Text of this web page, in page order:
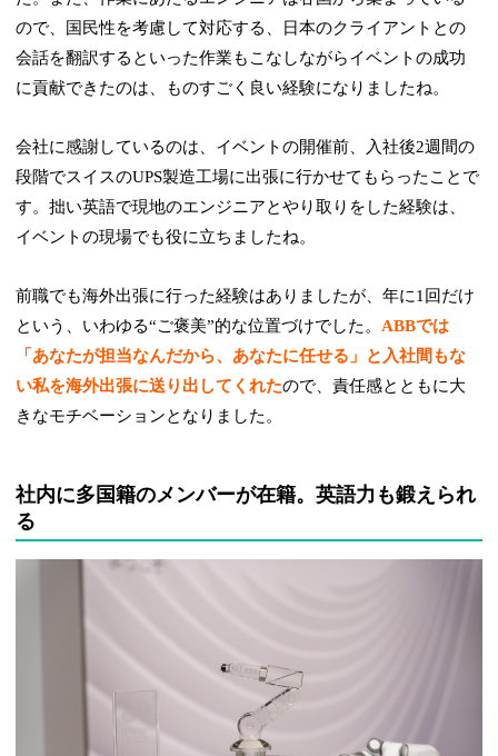
ので、国民性を考慮して対応する、日本のクライアントとの
会話を翻訳するといった作業もこなしながらイベントの成功
に貢献できたのは、ものすごく良い経験になりましたね。
会社に感謝しているのは、イベントの開催前、入社後2週間の
段階でスイスのUPS製造工場に出張に行かせてもらったことで
す。拙い英語で現地のエンジニアとやり取りをした経験は、
イベントの現場でも役に立ちましたね。
前職でも海外出張に行った経験はありましたが、年に1回だけ
という、いわゆる“ご褒美”的な位置づけでした。 ABBでは
「あなたが担当なんだから、あなたに任せる」と入社間もな
い私を海外出張に送り出してくれたので、責任感とともに大
きなモチベーションとなりました。
社内に多国籍のメンバーが在籍。英語力も鍛えられ
る